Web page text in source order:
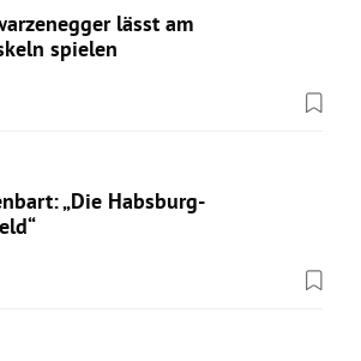
lässt am
spielen
„Die Habsburg-